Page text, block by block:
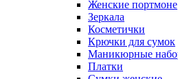
Женские портмоне
Зеркала
Косметички
Крючки для сумок
Маникюрные
Платки